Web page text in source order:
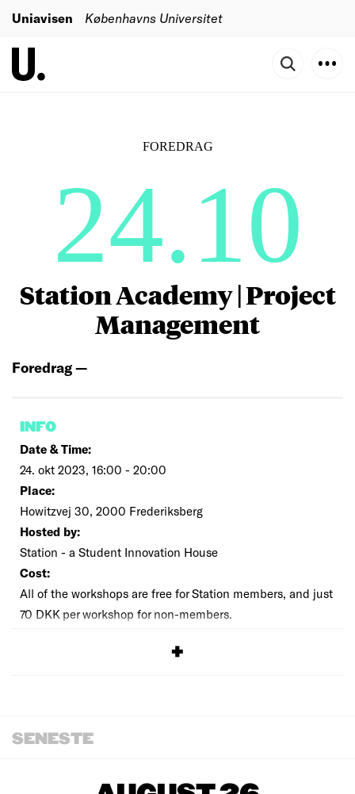
Uniavisen Københavns Universitet
FOREDRAG
24.10
Station Academy | Project
Management
Foredrag —
INFO
Date & Time:
24. okt 2023, 16:00 - 20:00
Place:
Howitzvej 30, 2000 Frederiksberg
Hosted by:
Station - a Student Innovation House
Cost:
All of the workshops are free for Station members, and just
70 DKK per workshop for non-members.
SENESTE